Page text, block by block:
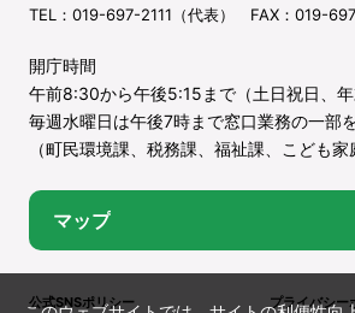
TEL：019-697-2111（代表） FAX：019-
開庁時間
午前8:30から午後5:15まで（土日祝日、年
毎週水曜日は午後7時まで窓口業務の一部
（町民環境課、税務課、福祉課、こども家
マップ
公式SNSポリシー プライバシー